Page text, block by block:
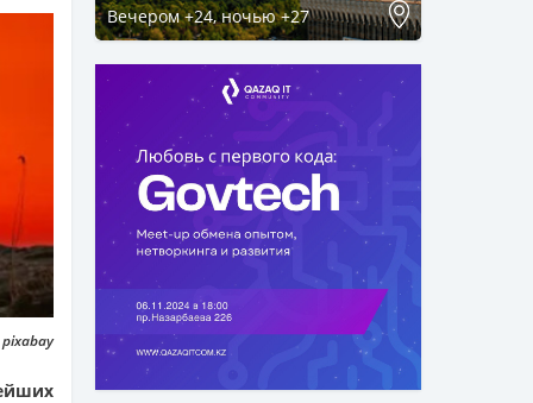
Вечером +24, ночью +27